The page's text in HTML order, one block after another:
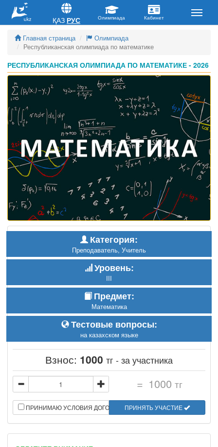
Главная страница
Олимпиада
Республиканская олимпиада по математике
РЕСПУБЛИКАНСКАЯ ОЛИМПИАДА ПО МАТЕМАТИКЕ - 2026
Категория:
Преподаватель, Учитель
Уровень:
III
Предмет:
Математика
Тестовые вопросы:
на казахском языке
Взнос: 1000 тг - за участника
= 1000 тг
ПРИНИМАЮ УСЛОВИЯ ДОГОВОРА ПРИНЯТЬ УЧАСТИЕ
ҚАЗ РУС